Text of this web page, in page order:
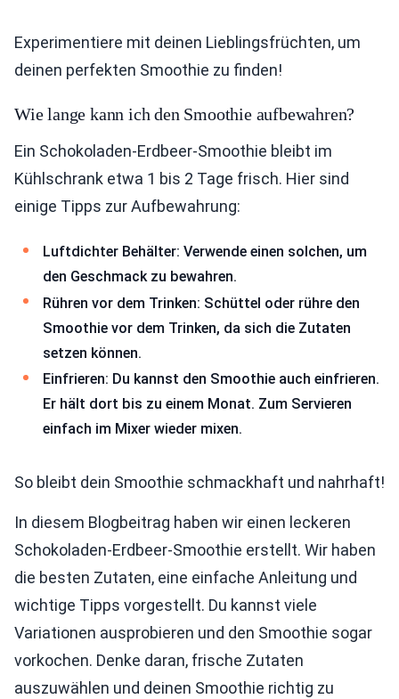
Experimentiere mit deinen Lieblingsfrüchten, um
deinen perfekten Smoothie zu finden!
Wie lange kann ich den Smoothie aufbewahren?
Ein Schokoladen-Erdbeer-Smoothie bleibt im
Kühlschrank etwa 1 bis 2 Tage frisch. Hier sind
einige Tipps zur Aufbewahrung:
Luftdichter Behälter: Verwende einen solchen, um
den Geschmack zu bewahren.
Rühren vor dem Trinken: Schüttel oder rühre den
Smoothie vor dem Trinken, da sich die Zutaten
setzen können.
Einfrieren: Du kannst den Smoothie auch einfrieren.
Er hält dort bis zu einem Monat. Zum Servieren
einfach im Mixer wieder mixen.
So bleibt dein Smoothie schmackhaft und nahrhaft!
In diesem Blogbeitrag haben wir einen leckeren
Schokoladen-Erdbeer-Smoothie erstellt. Wir haben
die besten Zutaten, eine einfache Anleitung und
wichtige Tipps vorgestellt. Du kannst viele
Variationen ausprobieren und den Smoothie sogar
vorkochen. Denke daran, frische Zutaten
auszuwählen und deinen Smoothie richtig zu